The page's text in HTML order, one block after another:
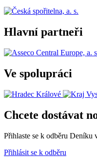
Hlavní partneři
Ve spolupráci
Chcete dostávat
Přihlaste se k odběru Deníku
Přihlásit se k odběru